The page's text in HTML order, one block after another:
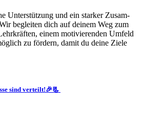
Unter­stüt­zung und ein star­ker Zusam­
beglei­ten dich auf dei­nem Weg zum
einem moti­vie­ren­den Umfeld
zu för­dern, damit du dei­ne Zie­le
sind verteilt!🎉📃